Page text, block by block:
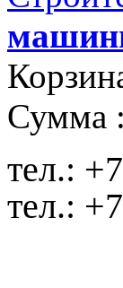
Сумма :
тел.:
тел.: